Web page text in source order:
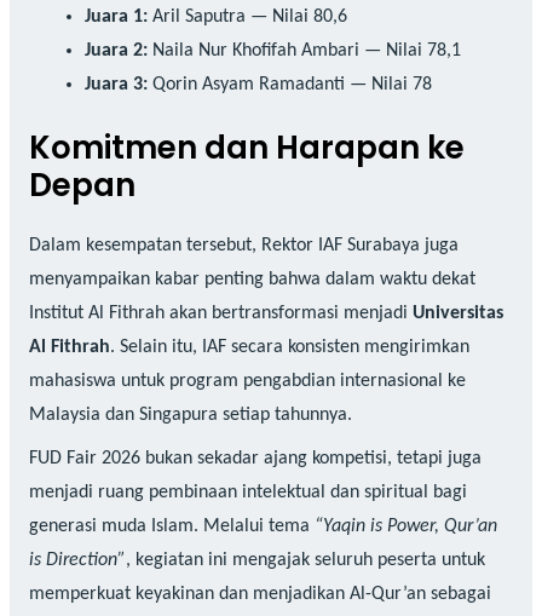
Juara 1: Aril Saputra — Nilai 80,6
Juara 2: Naila Nur Khofifah Ambari — Nilai 78,1
Juara 3: Qorin Asyam Ramadanti — Nilai 78
Komitmen dan Harapan ke
Depan
Dalam kesempatan tersebut, Rektor IAF Surabaya juga
menyampaikan kabar penting bahwa dalam waktu dekat
Institut Al Fithrah akan bertransformasi menjadi Universitas
Al Fithrah. Selain itu, IAF secara konsisten mengirimkan
mahasiswa untuk program pengabdian internasional ke
Malaysia dan Singapura setiap tahunnya.
FUD Fair 2026 bukan sekadar ajang kompetisi, tetapi juga
menjadi ruang pembinaan intelektual dan spiritual bagi
generasi muda Islam. Melalui tema “Yaqin is Power, Qur’an
is Direction”, kegiatan ini mengajak seluruh peserta untuk
memperkuat keyakinan dan menjadikan Al-Qur’an sebagai